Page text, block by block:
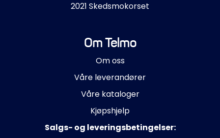
2021 Skedsmokorset
Om Telmo
Om oss
Våre leverandører
Våre kataloger
Kjøpshjelp
Salgs- og leveringsbetingelser: